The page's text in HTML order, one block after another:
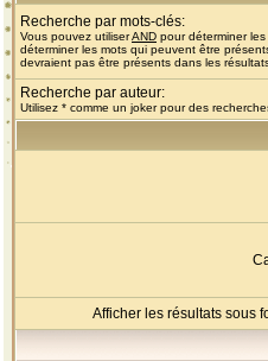
Recherche par mots-clés:
Vous pouvez utiliserAND pour déterminer
déterminer les mots qui peuvent être
devraient pas être présents dans les
Recherche par auteur:
Utilisez * comme un joker pour des
Afficher les résultats sous